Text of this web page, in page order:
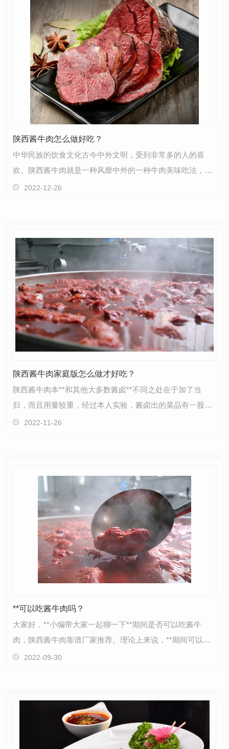
陕西酱牛肉怎么做好吃？
中华民族的饮食文化古今中外文明，受到非常多的人的喜
欢。陕西酱牛肉就是一种风靡中外的一种牛肉美味吃法，其
制作方法有很多，不同的做法风格味道也是有差异的，而…
2022-12-26
陕西酱牛肉家庭版怎么做才好吃？
陕西酱牛肉本**和其他大多数酱卤**不同之处在于加了当
归，而且用量较重，经过本人实验，酱卤出的菜品有一股淡
淡的药香味，为菜品加分不少。不喜欢药香味的可以减少…
2022-11-26
**可以吃酱牛肉吗？
大家好，**小编带大家一起聊一下**期间是否可以吃酱牛
肉，陕西酱牛肉靠谱厂家推荐。理论上来说，**期间可以吃
任何你想吃的东西。**原理是你吃进去的热量比你消耗的…
2022-09-30